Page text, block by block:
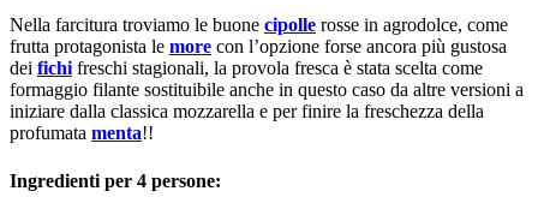
Nella farcitura troviamo le buone cipolle rosse in agrodolce, come
frutta protagonista le more con l’opzione forse ancora più gustosa
dei fichifreschi stagionali, la provola fresca è stata scelta come
formaggio filante sostituibile anche in questo caso da altre versioni a
iniziare dalla classica mozzarella e per finire la freschezza della
profumata menta!!
Ingredienti per 4 persone: